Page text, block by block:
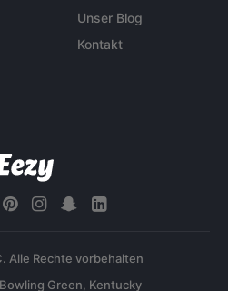
Unser Blog
Kontakt
Alle Rechte vorbehalten